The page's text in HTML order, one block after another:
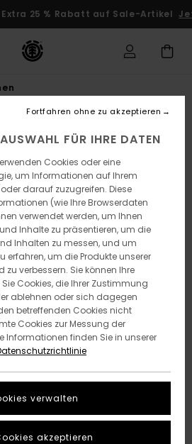
25 % Rabatt auf Sale-Artikel
FÜR IHRE DATEN
Cookies oder eine
um Informationen auf Ihrem
darauf zuzugreifen. Diese
(wie Ihre Browserdaten
verwendet werden, um Ihnen
Inhalte zu präsentieren, um die
Inhalten zu messen, und um
erfahren, um die Produkte unserer
zu verbessern. Sie können Ihre
Cookies, die Ihrer Zustimmung
ablehnen oder sich dagegen
betreffenden Cookies nicht
Cookies zur Messung der
Informationen finden Sie in unserer
verwalten
Fortfahren ohne zu akzeptieren
akzeptieren